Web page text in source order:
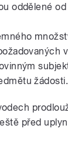
oddělené
žádosti.
před